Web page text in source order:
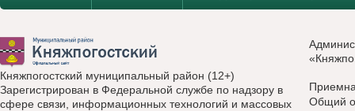
Княжпогостский муниципальный район (12+)
Зарегистрирован в Федеральной службе по надзору в
сфере связи, информационных технологий и массовых
Общий